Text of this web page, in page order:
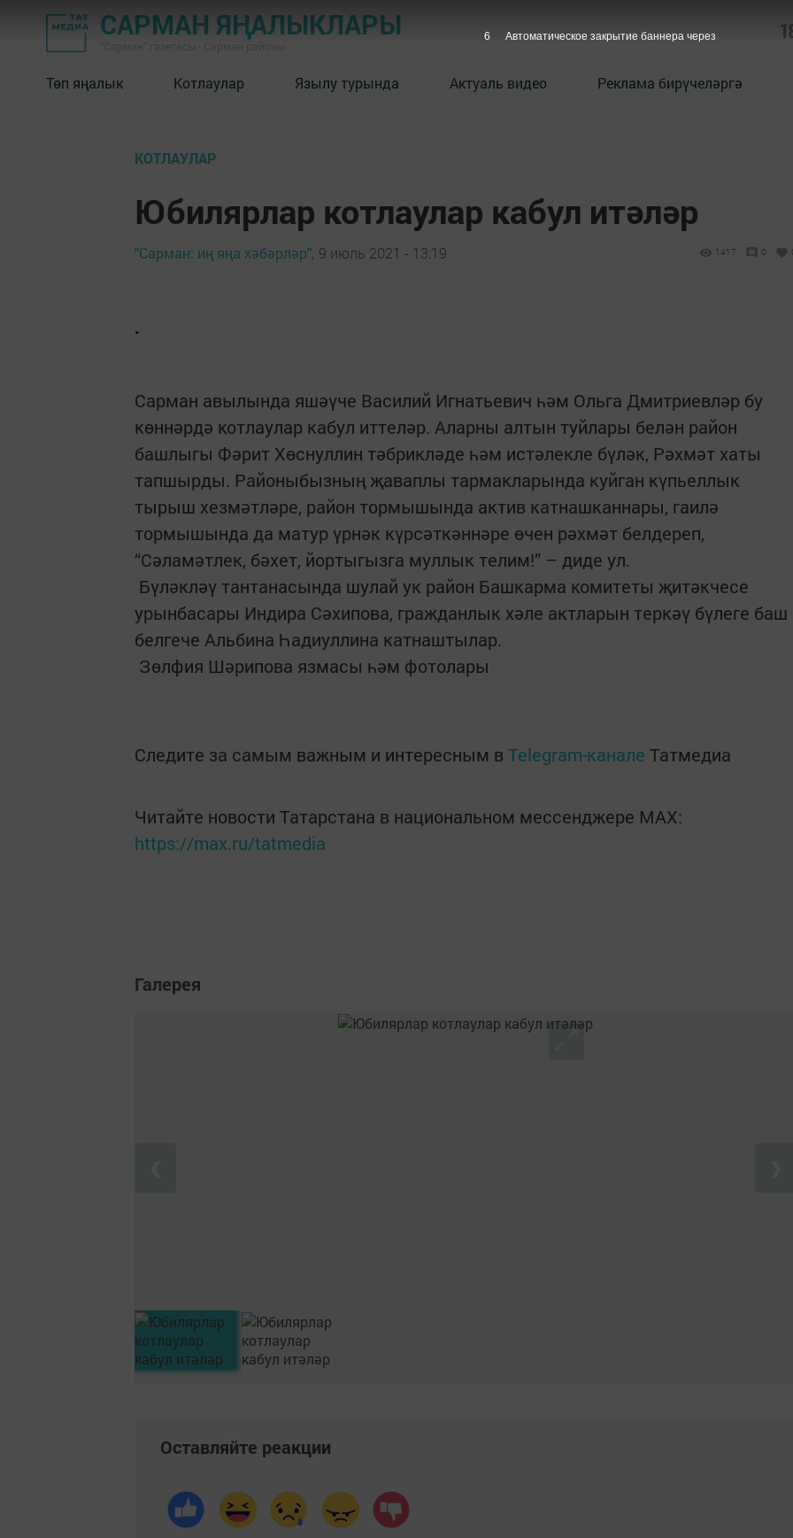
САРМАН ЯҢАЛЫКЛАРЫ
Төп яңалык Котлаулар Язылу турында Актуаль видео Реклама бирүчеләргә
КОТЛАУЛАР
Юбилярлар котлаулар кабул итәләр
"Сарман: иң яңа хәбәрләр", 9 июль 2021 - 13:19 1417 0
.
Сарман авылында яшәүче Василий Игнатьевич һәм Ольга Дмитриевләр бу
көннәрдә котлаулар кабул иттеләр. Аларны алтын туйлары белән район
башлыгы Фәрит Хөснуллин тәбрикләде һәм истәлекле бүләк, Рәхмәт хаты
тапшырды. Районыбызның җаваплы тармакларында куйган күпьеллык
тырыш хезмәтләре, район тормышында актив катнашканнары, гаилә
тормышында да матур үрнәк күрсәткәннәре өчен рәхмәт белдереп,
“Сәламәтлек, бәхет, йортыгызга муллык телим!” – диде ул.
Бүләкләү тантанасында шулай ук район Башкарма комитеты җитәкчесе
урынбасары Индира Сәхипова, гражданлык хәле актларын теркәү бүлеге баш
белгече Альбина Һадиуллина катнаштылар.
Зөлфия Шәрипова язмасы һәм фотолары
Следите за самым важным и интересным в Telegram-канале Татмедиа
Читайте новости Татарстана в национальном мессенджере MАХ:
https://max.ru/tatmedia
Галерея
Оставляйте реакции
5 Автоматическое закрытие баннера через